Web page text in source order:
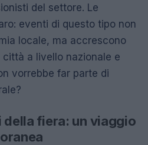
del settore. Le
eventi di questo tipo non
locale, ma accrescono
a livello nazionale e
vorrebbe far parte di
della fiera: un viaggio